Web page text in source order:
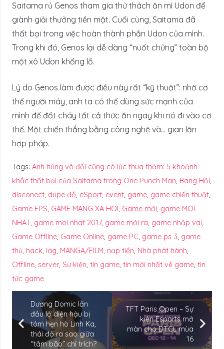
Saitama rủ Genos tham gia thử thách ăn mì Udon để
giành giải thưởng tiền mặt. Cuối cùng, Saitama đã
thất bại trong việc hoàn thành phần Udon của mình.
Trong khi đó, Genos lại dễ dàng “nuốt chửng” toàn bộ
một xô Udon khổng lồ.
Lý do Genos làm được điều này rất “kỹ thuật”: nhờ cơ
thể người máy, anh ta có thể dùng sức mạnh của
mình để đốt cháy tất cả thức ăn ngay khi nó đi vào cơ
thể. Một chiến thắng bằng công nghệ và… gian lận
hợp pháp.
Tags: Anh hùng vô đối cũng có lúc thua thảm: 5 khoảnh
khắc thất bại của Saitama trong One Punch Man, Bang Hội,
disconect, dupe đồ, eSport, event, game, game chiến thuật,
Game FPS, GAME MANG XA HOI, Game mới, game MOI
NHAT, game moi nhat 2017, game mới ra, game nhập vai,
Game Offline, Game Online, game PC, game ps 3, game
thủ, hack, lag, MANGA/FILM, nạp tiền, Nhà phát hành,
Offline, server, Sự kiện, tin game, tin mới nhất về game, tin
tức game
Dương Domic lần
đầu lộ diện hậu bị
tóm hẹn hò Linh Ka,
thái độ ra sao giữa
“tâm bão” chỉ trích?
TFT Paris Open – Sự
kiện Esports mở
màn cho DTCL mùa
16